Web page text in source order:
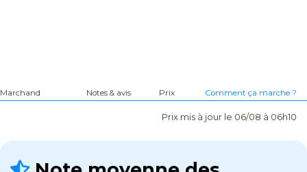
Marchand Notes & avis Prix Comment ça marche ?
Prix mis à jour le 06/08 à 06h10